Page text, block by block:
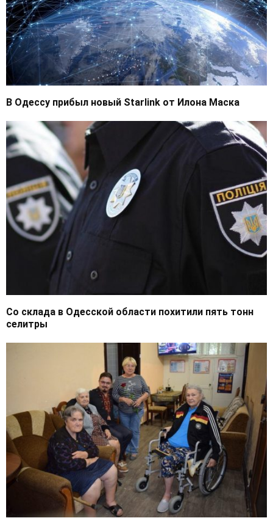
В Одессу прибыл новый Starlink от Илона Маска
Со склада в Одесской области похитили пять тонн
селитры